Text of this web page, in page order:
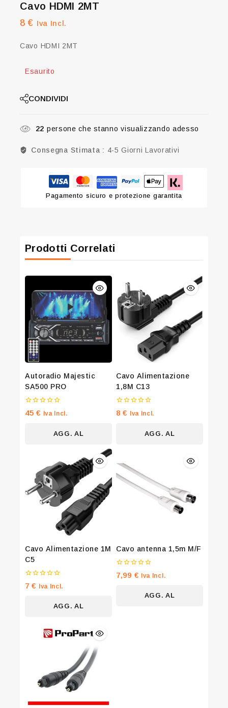
Cavo HDMI 2MT
8€ Iva Incl.
Cavo HDMI 2MT
Esaurito
CONDIVIDI
22 persone che stanno visualizzando adesso
Consegna Stimata : 4-5 Giorni Lavorativi
Pagamento sicuro e protezione garantita
Prodotti Correlati
Autoradio Majestic
SA500 PRO
0
su
45€ Iva Incl.
AGG. AL
Cavo Alimentazione
1,8M C13
0
su
8€ Iva Incl.
AGG. AL
Cavo Alimentazione 1M
C5
0
su
7€ Iva Incl.
AGG. AL
Cavo antenna 1,5m M/F
0
su
7,99 € Iva Incl.
AGG. AL
Be the first to know about our new arrivals, exclusive
offers and the latest fashion update.